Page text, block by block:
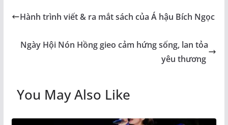
Hành trình viết & ra mắt sách của Á hậu Bích Ngọc
Ngày Hội Nón Hồng gieo cảm hứng sống, lan tỏa
yêu thương
You May Also Like